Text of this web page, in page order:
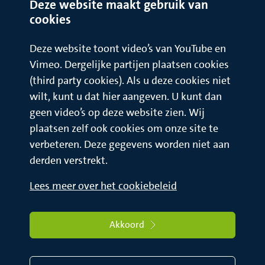
Ook het eten is op vakantie vaak anders.
glucosemeter niet meer werkt.
Controleer in de gebruiksaanwijzing het maximale
hoogtebereik.
Deze website maakt gebruik van
cookies
Deze website toont video’s van YouTube en
Vimeo. Dergelijke partijen plaatsen cookies
(third party cookies). Als u deze cookies niet
wilt, kunt u dat hier aangeven. U kunt dan
geen video’s op deze website zien. Wij
plaatsen zelf ook cookies om onze site te
verbeteren. Deze gegevens worden niet aan
derden verstrekt.
Lees meer over het cookiebeleid
Akkoord